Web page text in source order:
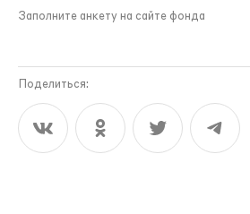
Заполните анкету на сайте фонда
Поделиться: